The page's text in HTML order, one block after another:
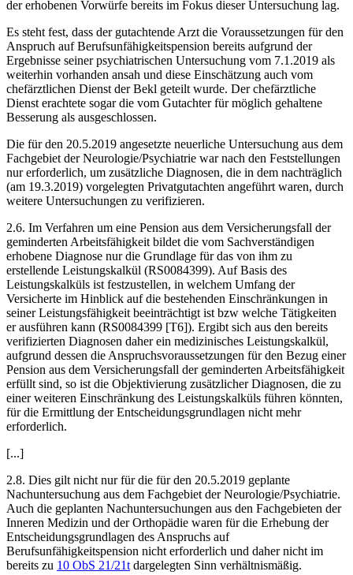
der erhobenen Vorwürfe bereits im Fokus dieser Untersuchung lag.
Es steht fest, dass der gutachtende Arzt die Voraussetzungen für den
Anspruch auf Berufsunfähigkeitspension bereits aufgrund der
Ergebnisse seiner psychiatrischen Untersuchung vom 7.1.2019 als
weiterhin vorhanden ansah und diese Einschätzung auch vom
chefärztlichen Dienst der Bekl geteilt wurde. Der chefärztliche
Dienst erachtete sogar die vom Gutachter für möglich gehaltene
Besserung als ausgeschlossen.
Die für den 20.5.2019 angesetzte neuerliche Untersuchung aus dem
Fachgebiet der Neurologie/Psychiatrie war nach den Feststellungen
nur erforderlich, um zusätzliche Diagnosen, die in dem nachträglich
(am 19.3.2019) vorgelegten Privatgutachten angeführt waren, durch
weitere Untersuchungen zu verifizieren.
2.6. Im Verfahren um eine Pension aus dem Versicherungsfall der
geminderten Arbeitsfähigkeit bildet die vom Sachverständigen
erhobene Diagnose nur die Grundlage für das von ihm zu
erstellende Leistungskalkül (RS0084399). Auf Basis des
Leistungskalküls ist festzustellen, in welchem Umfang der
Versicherte im Hinblick auf die bestehenden Einschränkungen in
seiner Leistungsfähigkeit beeinträchtigt ist bzw welche Tätigkeiten
er ausführen kann (RS0084399 [T6]). Ergibt sich aus den bereits
verifizierten Diagnosen daher ein medizinisches Leistungskalkül,
aufgrund dessen die Anspruchsvoraussetzungen für den Bezug einer
Pension aus dem Versicherungsfall der geminderten Arbeitsfähigkeit
erfüllt sind, so ist die Objektivierung zusätzlicher Diagnosen, die zu
einer weiteren Einschränkung des Leistungskalküls führen könnten,
für die Ermittlung der Entscheidungsgrundlagen nicht mehr
erforderlich.
[...]
2.8. Dies gilt nicht nur für die für den 20.5.2019 geplante
Nachuntersuchung aus dem Fachgebiet der Neurologie/Psychiatrie.
Auch die geplanten Nachuntersuchungen aus den Fachgebieten der
Inneren Medizin und der Orthopädie waren für die Erhebung der
Entscheidungsgrundlagen des Anspruchs auf
Berufsunfähigkeitspension nicht erforderlich und daher nicht im
bereits zu 10 ObS 21/21t dargelegten Sinn verhältnismäßig.